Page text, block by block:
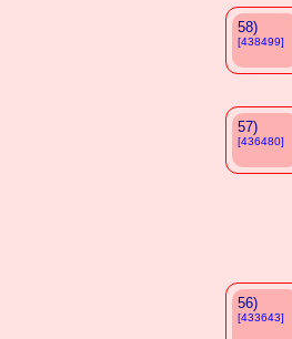
58)
[438499]
57)
[436480]
56)
[433643]